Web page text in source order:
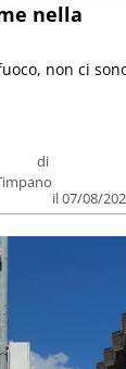
nella
di
il 07/08/
non ci